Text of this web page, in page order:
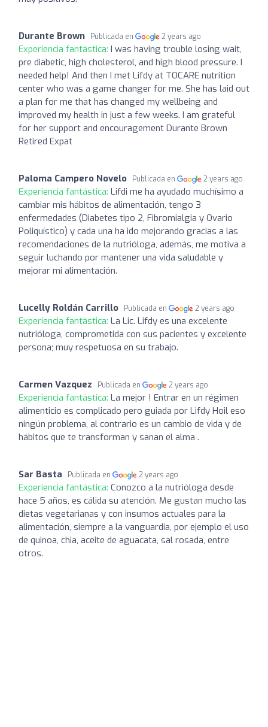
Durante Brown Publicada en 2 years ago
Experiencia fantástica: I was having trouble losing wait,
pre diabetic, high cholesterol, and high blood pressure. I
needed help! And then I met Lifdy at TOCARE nutrition
center who was a game changer for me. She has laid out
a plan for me that has changed my wellbeing and
improved my health in just a few weeks. I am grateful
for her support and encouragement Durante Brown
Retired Expat
Paloma Campero Novelo Publicada en 2 years ago
Experiencia fantástica: Lifdi me ha ayudado muchísimo a
cambiar mis hábitos de alimentación, tengo 3
enfermedades (Diabetes tipo 2, Fibromialgia y Ovario
Poliquístico) y cada una ha ido mejorando gracias a las
recomendaciones de la nutrióloga, además, me motiva a
seguir luchando por mantener una vida saludable y
mejorar mi alimentación.
Lucelly Roldán Carrillo Publicada en 2 years ago
Experiencia fantástica: La Lic. Lifdy es una excelente
nutrióloga, comprometida con sus pacientes y excelente
persona; muy respetuosa en su trabajo.
Carmen Vazquez Publicada en 2 years ago
Experiencia fantástica: La mejor ! Entrar en un régimen
alimenticio es complicado pero guiada por Lifdy Hoil eso
ningún problema, al contrario es un cambio de vida y de
hábitos que te transforman y sanan el alma .
Sar Basta Publicada en 2 years ago
Experiencia fantástica: Conozco a la nutrióloga desde
hace 5 años, es cálida su atención. Me gustan mucho las
dietas vegetarianas y con insumos actuales para la
alimentación, siempre a la vanguardia, por ejemplo el uso
de quinoa, chia, aceite de aguacata, sal rosada, entre
otros.